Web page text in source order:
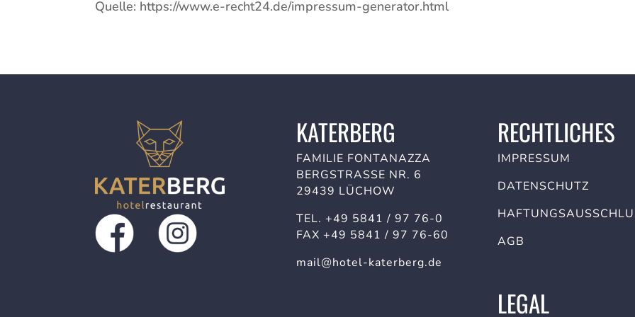
Quelle: https://www.e-recht24.de/impressum-generator.html
KATERBERG
FAMILIE FONTANAZZA
BERGSTRASSE NR. 6
29439 LÜCHOW
TEL. +49 5841 / 97 76-0
FAX +49 5841 / 97 76-60
mail@hotel-katerberg.de
RECHTLICHES
IMPRESSUM
DATENSCHUTZ
AGB
LEGAL